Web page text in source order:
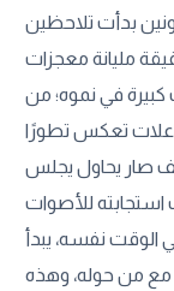
بدأت تلاحظين
مليانة معجزات
في نموه؛ من
تعكس تطورًا
صار يحاول يجلس
استجابته للأصوات
الوقت نفسه، يبدأ
مع من حوله، وهذه